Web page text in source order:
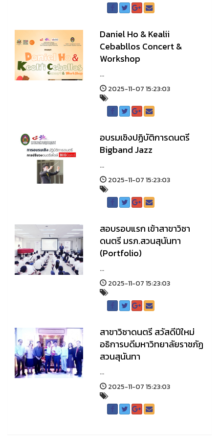
Daniel Ho & Kealii
Cebabllos Concert &
Workshop
...
2025-11-07 15:23:03
อบรมเชิงปฏิบัติการดนตรี
Bigband Jazz
...
2025-11-07 15:23:03
สอบรอบแรก เข้าสาขาวิชา
ดนตรี มรภ.สวนสุนันทา
(Portfolio)
...
2025-11-07 15:23:03
สาขาวิชาดนตรี สวัสดีปีใหม่
อธิการบดีมหาวิทยาลัยราชภัฏ
สวนสุนันทา
...
2025-11-07 15:23:03